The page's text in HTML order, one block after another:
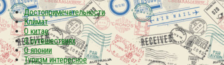
Достопримечательности
Климат
О китае
О путешествиях
О японии
Туризм интересное